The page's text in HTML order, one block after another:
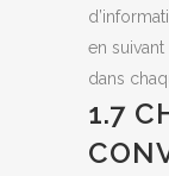
en
dans
1.7